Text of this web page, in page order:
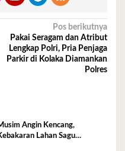
Pos berikutnya
Pakai Seragam dan Atribut
Lengkap Polri, Pria Penjaga
Parkir di Kolaka Diamankan
Polres
Angin Kencang,
Lahan Sagu